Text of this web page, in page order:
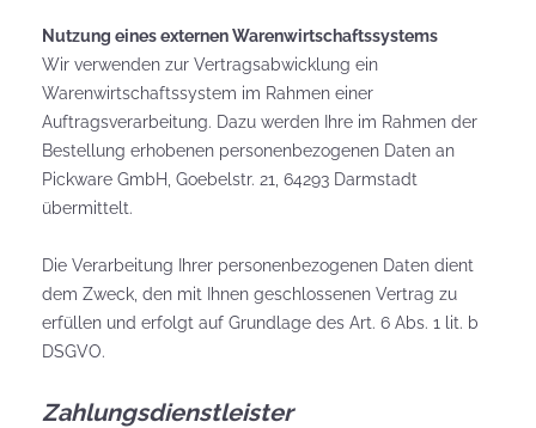
Nutzung eines externen Warenwirtschaftssystems
Wir verwenden zur Vertragsabwicklung ein
Warenwirtschaftssystem im Rahmen einer
Auftragsverarbeitung. Dazu werden Ihre im Rahmen der
Bestellung erhobenen personenbezogenen Daten an
Pickware GmbH, Goebelstr. 21, 64293 Darmstadt
übermittelt.
Die Verarbeitung Ihrer personenbezogenen Daten dient
dem Zweck, den mit Ihnen geschlossenen Vertrag zu
erfüllen und erfolgt auf Grundlage des Art. 6 Abs. 1 lit. b
DSGVO.
Zahlungsdienstleister